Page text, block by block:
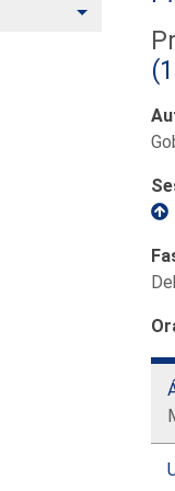
Alternar